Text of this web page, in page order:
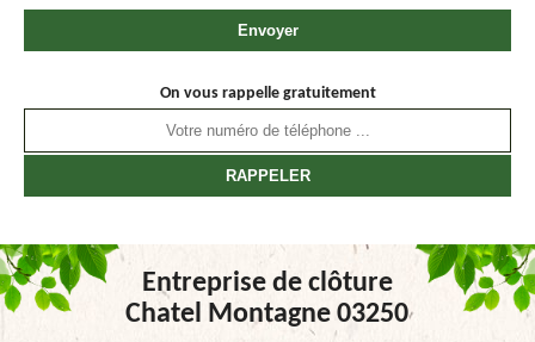
On vous rappelle gratuitement
Entreprise de clôture
Chatel Montagne 03250